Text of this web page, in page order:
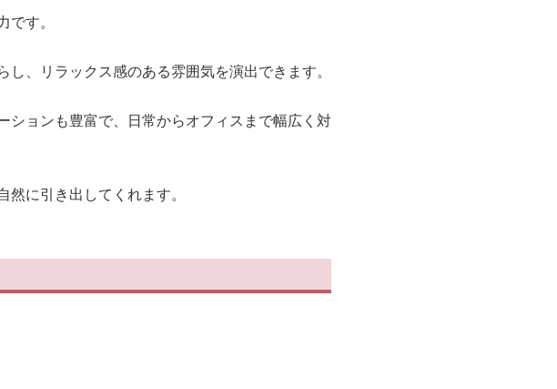
す。
、リラックス感のある雰囲気を演出できます。
ョンも豊富で、日常からオフィスまで幅広く対
然に引き出してくれます。